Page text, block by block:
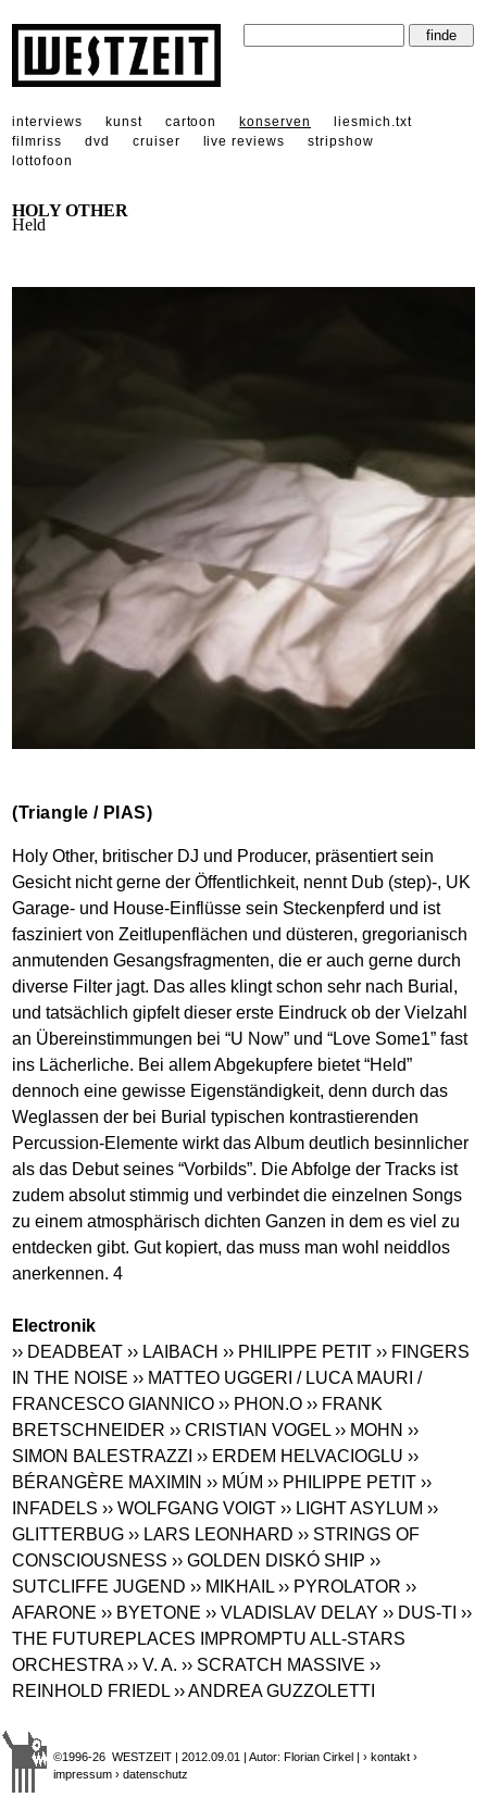
interviews kunst cartoon konserven
liesmich.txt
filmriss
dvd cruiser live reviews
stripshow
lottofoon
HOLY OTHER
Held
(Triangle / PIAS)
Holy Other, britischer DJ und Producer, präsentiert sein
Gesicht nicht gerne der Öffentlichkeit, nennt Dub (step)-, UK
Garage- und House-Einflüsse sein Steckenpferd und ist
fasziniert von Zeitlupenflächen und düsteren, gregorianisch
anmutenden Gesangsfragmenten, die er auch gerne durch
diverse Filter jagt. Das alles klingt schon sehr nach Burial,
und tatsächlich gipfelt dieser erste Eindruck ob der Vielzahl
an Übereinstimmungen bei “U Now” und “Love Some1” fast
ins Lächerliche. Bei allem Abgekupfere bietet “Held”
dennoch eine gewisse Eigenständigkeit, denn durch das
Weglassen der bei Burial typischen kontrastierenden
Percussion-Elemente wirkt das Album deutlich besinnlicher
als das Debut seines “Vorbilds”. Die Abfolge der Tracks ist
zudem absolut stimmig und verbindet die einzelnen Songs
zu einem atmosphärisch dichten Ganzen in dem es viel zu
entdecken gibt. Gut kopiert, das muss man wohl neiddlos
anerkennen. 4
Electronik
›› DEADBEAT ›› LAIBACH ›› PHILIPPE PETIT ›› FINGERS
IN THE NOISE ›› MATTEO UGGERI / LUCA MAURI /
FRANCESCO GIANNICO ›› PHON.O ›› FRANK
BRETSCHNEIDER ›› CRISTIAN VOGEL ›› MOHN ››
SIMON BALESTRAZZI ›› ERDEM HELVACIOGLU ››
BÉRANGÈRE MAXIMIN ›› MÚM ›› PHILIPPE PETIT ››
INFADELS ›› WOLFGANG VOIGT ›› LIGHT ASYLUM ››
GLITTERBUG ›› LARS LEONHARD ›› STRINGS OF
CONSCIOUSNESS ›› GOLDEN DISKÓ SHIP ››
SUTCLIFFE JUGEND ›› MIKHAIL ›› PYROLATOR ››
AFARONE ›› BYETONE ›› VLADISLAV DELAY ›› DUS-TI ››
THE FUTUREPLACES IMPROMPTU ALL-STARS
ORCHESTRA ›› V. A. ›› SCRATCH MASSIVE ››
REINHOLD FRIEDL ›› ANDREA GUZZOLETTI
©1996-26 WESTZEIT | 2012.09.01 | Autor: Florian Cirkel |› kontakt ›
impressum › datenschutz